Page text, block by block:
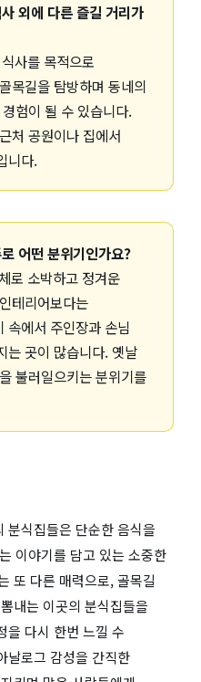
외에 다른 즐길 거리가
사를 목적으로
목길을 탐방하며 동네의
험이 될 수 있습니다.
처 공원이나 집에서
니다.
어떤 분위기인가요?
로 소박하고 정겨운
테리어보다는
속에서 주인장과 손님
는 곳이 많습니다. 옛날
불러일으키는 분위기를
분식집들은 단순한 음식을
이야기를 담고 있는 소중한
또 다른 매력으로, 골목길
내는 이곳의 분식집들을
을 다시 한번 느낄 수
날로그 감성을 간직한